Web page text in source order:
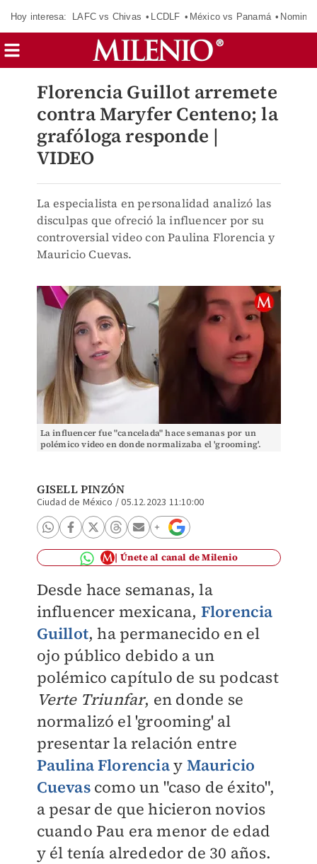
Hoy interesa: LAFC vs Chivas LCDLF México vs Panamá
Florencia Guillot arremete
contra Maryfer Centeno; la
grafóloga responde |
VIDEO
La especialista en personalidad analizó las
disculpas que ofreció la influencer por su
controversial video con Paulina Florencia y
Mauricio Cuevas.
La influencer fue "cancelada" hace semanas por un
polémico video en donde normalizaba el 'grooming'.
GISELL PINZÓN
Ciudad de México /05.12.2023 11:10:00
Únete al canal de Milenio
Desde hace semanas, la
influencer mexicana, Florencia
Guillot, ha permanecido en el
ojo público debido a un
polémico capítulo de su podcast
Verte Triunfar, en donde se
normalizó el 'grooming' al
presentar la relación entre
Paulina Florenciay Mauricio
Cuevascomo un "caso de éxito",
a pesar de que hicieron novios
cuando Pau era menor de edad
y él tenía alrededor de 30 años.